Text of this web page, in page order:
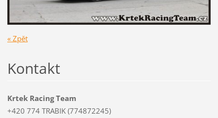
« Zpět
Kontakt
Krtek Racing Team
+420 774 TRABIK (774872245)